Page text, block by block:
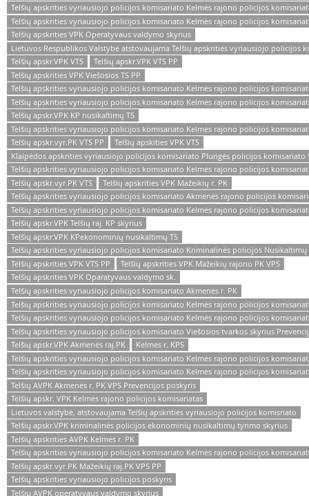
Telšių apskrities vyriausiojo policijos komisariato Kelmės rajono policijos
Telšių apskrities vyriausiojo policijos komisariato Kelmės rajono policijos
Telšių apskrities VPK Operatyvaus valdymo skyrius
Lietuvos Respublikos Valstybė atstovaujama Telšių apskrities vyriausiojo policijos
Telšių apskr.VPK VTS
Telšių apskr.VPK VTS PP
Telšių apskrities VPK Viešosios TS PP
Telšių apskrities vyriausiojo policijos komisariato Kelmės rajono policijos
Telšių apskrities vyriausiojo policijos komisariato Kelmės rajono policijos
Telšių apskr.VPK KP nusikaltimų TS
Telšių apskrities vyriausiojo policijos komisariato Kelmės rajono policijos
Telšių apskr.vyr.PK VTS PP
Telšių apskities VPK VTS
Klaipėdos apskrities vyriausiojo policijos komisariato Plungės policijos komisariato
Telšių apskrities vyriausiojo policijos komisariato Kelmės rajono policijos
Telšių apskr.vyr.PK VTS
Telšių apskrities VPK Mažeikių r. PK
Telšių apskrities vyriausiojo policijos komisariato Akmenės rajono policijos
Telšių apskrities vyriausiojo policijos komisariato Kelmės rajono policijos
Telšių apskr.VPK Telšių raj. KP skyrius
Telšių apskr.VPK KPekonominių nusikaltimų TS
Telšių apskrities vyriausiojo policijos komisariato Kriminalinės policijos
Telšių apskrities VPK VTS PP
Telšių apskrities VPK Mažeikių rajono PK VPS
Telšių apskrities VPK Oparatyvaus valdymo sk.
Telšių apskrities vyriausiojo policijos komisariato Akmenės r. PK
Telšių apskrities vyriausiojo policijos komisariato Kelmės rajono policijos
Telšių apskrities vyriausiojo policijos komisariato Kelmės rajono policijos
Telšių apskrities vyriausiojo policijos komisariato Viešosios tvarkos skyrius
Telšių apskr.VPK Akmenės raj.PK
Kelmės r. KPS
Telšių apskrities vyriausiojo policijos komisariato Kelmės rajono policijos
Telšių apskrities vyriausiojo policijos komisariato Kelmės rajono policijos
Telšių AVPK Akmenės r. PK VPS Prevencijos poskyris
Telšių apskr. VPK Kelmės rajono policijos komisariatas
Lietuvos valstybė, atstovaujama Telšių apskrities vyriausiojo policijos komisriato
Telšių apskr.VPK kriminalinės policijos ekonominių nusikaltimų tyrimo skyrius
Telšių apskrities AVPK Kelmės r. PK
Telšių apskrities vyriausiojo policijos komisariato Kelmės rajono policijos
Telšių apskr.vyr.PK Mažeikių raj.PK VPS PP
Telšių apskrities vyriausiojo policijos poskyris
Telšių AVPK operatyvaus valdymo skyrius